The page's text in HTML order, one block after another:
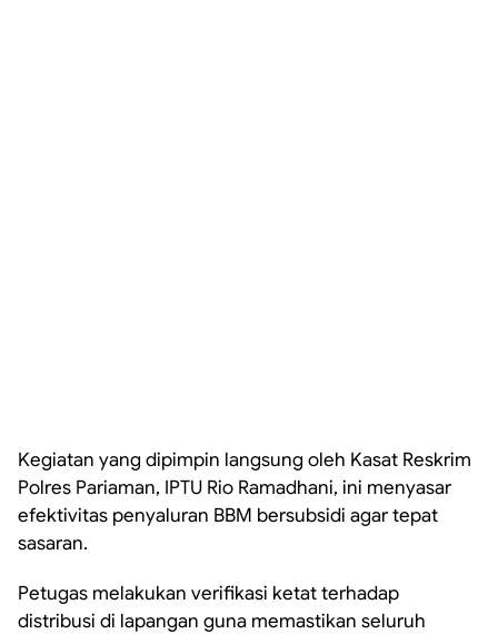
Kegiatan yang dipimpin langsung oleh Kasat Reskrim
Polres Pariaman, IPTU Rio Ramadhani, ini menyasar
efektivitas penyaluran BBM bersubsidi agar tepat
sasaran.
Petugas melakukan verifikasi ketat terhadap
distribusi di lapangan guna memastikan seluruh